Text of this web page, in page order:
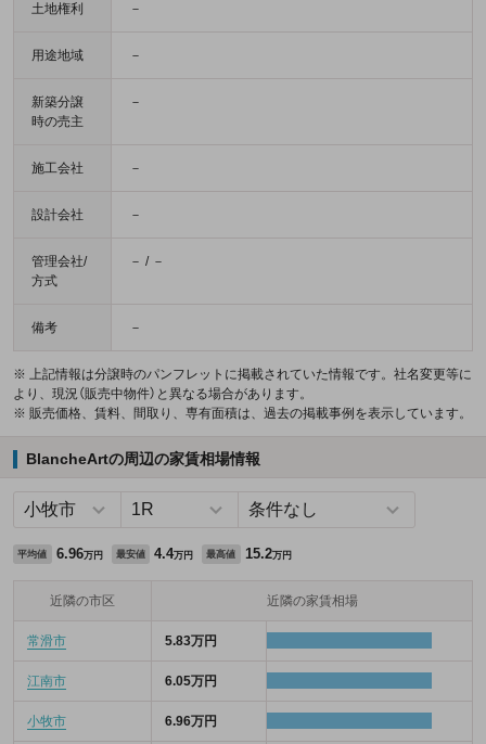
土地権利 －
用途地域 －
新築分譲
時の売主
－
施工会社 －
設計会社 －
管理会社/
方式
－ / －
備考 －
※ 上記情報は分譲時のパンフレットに掲載されていた情報です。社名変更等に
より、現況（販売中物件）と異なる場合があります。
※ 販売価格、賃料、間取り、専有面積は、過去の掲載事例を表示しています。
BlancheArtの周辺の家賃相場情報
平均値 6.96万円 最安値 4.4万円 最高値 15.2万円
近隣の市区 近隣の家賃相場
常滑市 5.83万円
江南市 6.05万円
小牧市 6.96万円